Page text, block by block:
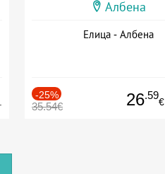
Албена
Елица - Албена
-25%
35.54€ 26.59
€